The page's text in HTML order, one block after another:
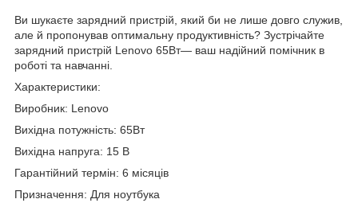
Ви шукаєте зарядний пристрій, який би не лише довго служив,
але й пропонував оптимальну продуктивність? Зустрічайте
зарядний пристрій Lenovo 65Вт— ваш надійний помічник в
роботі та навчанні.
Характеристики:
Виробник: Lenovo
Вихідна потужність: 65Вт
Вихідна напруга: 15 В
Гарантійний термін: 6 місяців
Призначення: Для ноутбука